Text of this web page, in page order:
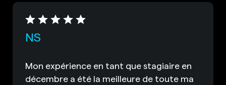
NS
Mon expérience en tant que stagiaire en
décembre a été la meilleure de toute ma